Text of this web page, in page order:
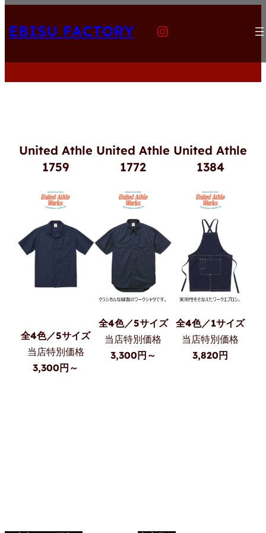
容
ス
EBISU FACTORY Instagram
United Athle
1759
全4色／5サイズ
当店特別価格
3,300円～
United Athle
1772
全4色／5サイズ
当店特別価格
3,300円～
United Athle
1384
全4色／1サイズ
当店特別価格
3,820円